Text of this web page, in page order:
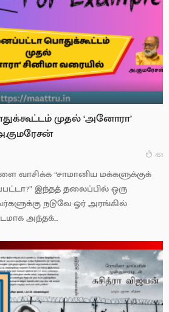
முதல் ‘அனோரா’
451
வாசிக்க “சாமானிய மக்களுக்குக்
இந்தத் தலைப்பில் ஒரு
நடுவே ஓர் அரங்கில்
அந்தக்...